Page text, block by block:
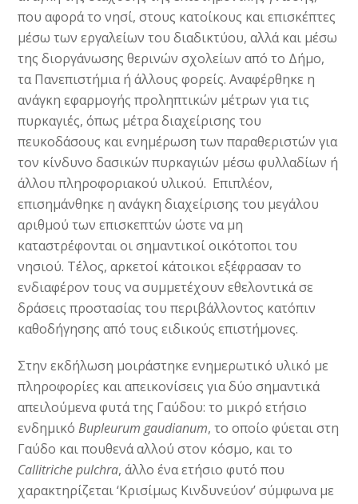
που αφορά το νησί, στους κατοίκους και επισκέπτες
μέσω των εργαλείων του διαδικτύου, αλλά και μέσω
της διοργάνωσης θερινών σχολείων από το Δήμο,
τα Πανεπιστήμια ή άλλους φορείς. Αναφέρθηκε η
ανάγκη εφαρμογής προληπτικών μέτρων για τις
πυρκαγιές, όπως μέτρα διαχείρισης του
πευκοδάσους και ενημέρωση των παραθεριστών για
τον κίνδυνο δασικών πυρκαγιών μέσω φυλλαδίων ή
άλλου πληροφοριακού υλικού. Επιπλέον,
επισημάνθηκε η ανάγκη διαχείρισης του μεγάλου
αριθμού των επισκεπτών ώστε να μη
καταστρέφονται οι σημαντικοί οικότοποι του
νησιού. Τέλος, αρκετοί κάτοικοι εξέφρασαν το
ενδιαφέρον τους να συμμετέχουν εθελοντικά σε
δράσεις προστασίας του περιβάλλοντος κατόπιν
καθοδήγησης από τους ειδικούς επιστήμονες.
Στην εκδήλωση μοιράστηκε ενημερωτικό υλικό με
πληροφορίες και απεικονίσεις για δύο σημαντικά
απειλούμενα φυτά της Γαύδου: το μικρό ετήσιο
ενδημικόBupleurum gaudianum, το οποίο φύεται στη
Γαύδο και πουθενά αλλού στον κόσμο, και το
Callitriche pulchra, άλλο ένα ετήσιο φυτό που
χαρακτηρίζεται ‘Κρισίμως Κινδυνεύον’ σύμφωνα με